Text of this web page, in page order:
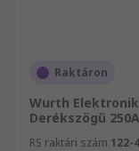
Raktáron
Wurth
Derékszögű 250A
RS raktári szám 122-